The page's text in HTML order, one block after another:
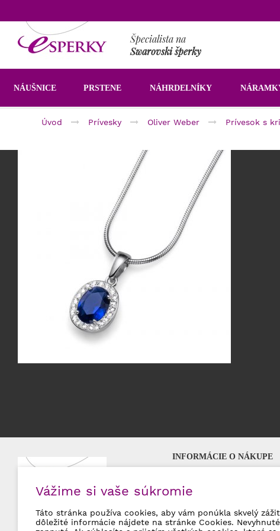
Špecialista na
Swarovski šperky
NÁUŠNICE PRSTENE NÁHRDELNÍKY
Úvod Prívesky Oliver Weber Prívesok s
Špecialista naSwarovski šperky
INFORMÁCIE O NÁKUPE
Možnosti platby
Poštovné a doprava
Obchodné podmienky
Vážime si vaše súkromie
Táto stránka používa cookies, aby vám ponúkla skvelý
dôležité informácie nájdete na stránke Cookies.